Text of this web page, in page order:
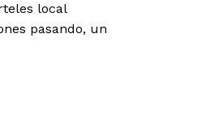
local
pasando, un